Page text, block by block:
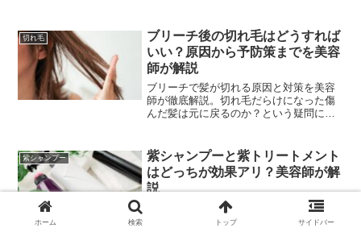
持ちさせるポイントがわかります。
切れ毛
ブリーチ後の切れ毛はどうすれば
いい？原因から予防策までを美容
師が解説
ブリーチで髪が切れる原因と対策を美容
師が徹底解説。切れ毛だらけになった傷
んだ髪は元に戻るのか？という疑問に答
します。ハイトーンカラーを諦めないた
めのヒントが満載です。
紫シャンプー
紫シャンプーと紫トリートメント
はどっちが効果アリ？美容師が解
説
紫シャンプーと紫トリートメント、どっ
ちが効果的？髪のプロが違いと使い分け
ホーム 検索 トップ サイドバー